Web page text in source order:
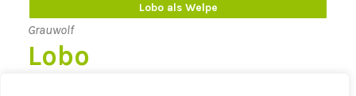
Lobo als Welpe
Lobo erwachsen
Grauwolf
Lobo